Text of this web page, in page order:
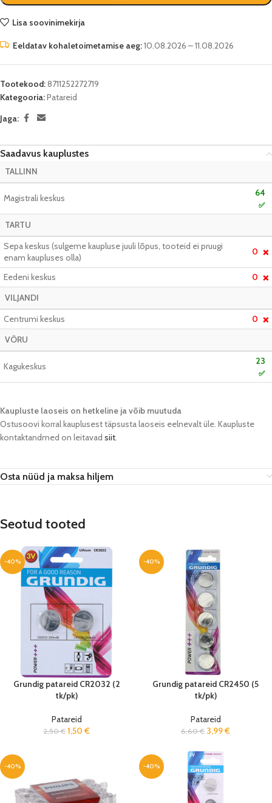
Lisa soovinimekirja
Eeldatav kohaletoimetamise aeg:10.08.2026 – 11.08.2026
Tootekood:8711252272719
Kategooria:Patareid
Jaga:
Saadavus kauplustes
TALLINN
Magistrali keskus 64
✅
TARTU
Sepa keskus (sulgeme kaupluse juuli lõpus, tooteid ei pruugi
enam kaupluses olla)
0 ❌
Eedeni keskus 0 ❌
VILJANDI
Centrumi keskus
0 ❌
VÕRU
Kagukeskus 23
✅
Kaupluste laoseis on hetkeline ja võib muutuda​
Ostusoovi korral kauplusest täpsusta laoseis eelnevalt üle. Kaupluste
kontaktandmed on leitavad siit.
Osta nüüd ja maksa hiljem
Seotud tooted
-40%
Grundig patareid CR2032 (2
tk/pk)
Patareid
2,50€ 1,50 €
-40%
Grundig patareid CR2450 (5
tk/pk)
Patareid
6,60€ 3,99€
-40% -40%